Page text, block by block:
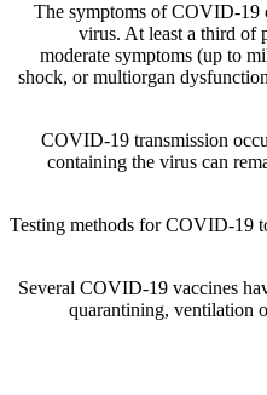
The symptoms of COVID‑19
virus. At least a third of
moderate symptoms (up to
shock, or multiorgan
COVID‑19 transmission
containing the virus can
Testing methods for COVID-19
Several COVID-19 vaccines
quarantining, ventilation